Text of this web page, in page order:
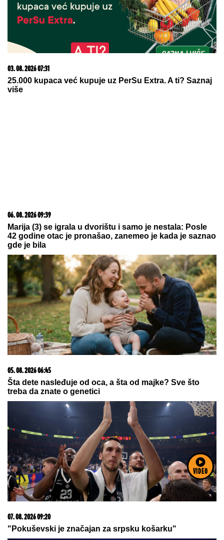
VIDEO
07. 08. 2026 09:18
Ako sklonite pet predmeta iz stana, bićete manje pod
stresom
Veliki požar kod Ikee u Beogradu, gori rastinje na livadi